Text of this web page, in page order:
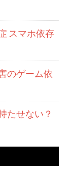
スマホ依存
のゲーム依
たせない？